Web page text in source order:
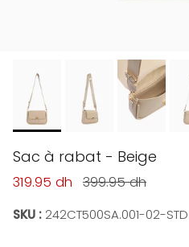
Sac à rabat - Beige
Prix soldé
319.95 dh Prix habituel
399.95 dh
SKU : 242CT500SA.001-02-STD